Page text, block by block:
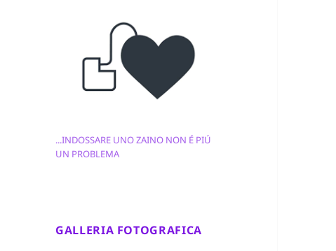
...INDOSSARE UNO ZAINO NON É PIÚ
UN PROBLEMA
GALLERIA FOTOGRAFICA